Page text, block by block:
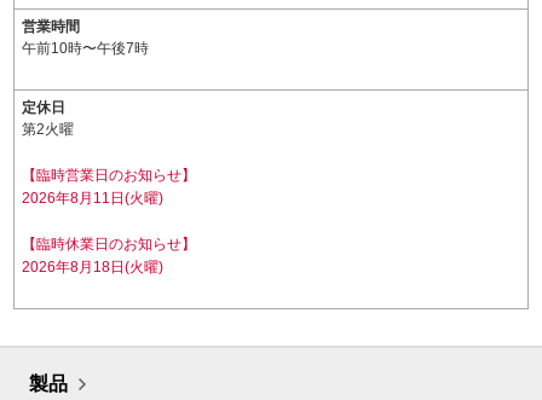
営業時間
午前10時〜午後7時
定休日
第2火曜
【臨時営業日のお知らせ】
2026年8月11日(火曜)
【臨時休業日のお知らせ】
2026年8月18日(火曜)
製品